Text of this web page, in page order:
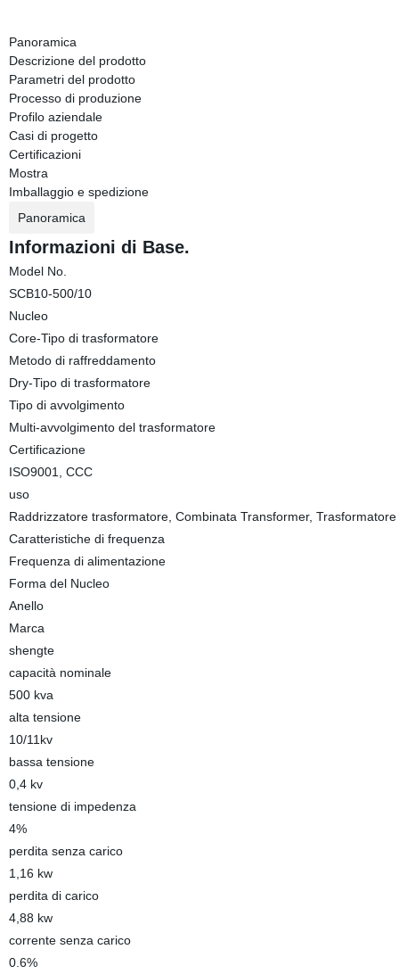
Panoramica
Descrizione del prodotto
Parametri del prodotto
Processo di produzione
Profilo aziendale
Casi di progetto
Certificazioni
Mostra
Imballaggio e spedizione
Panoramica
Informazioni di Base.
Model No.
SCB10-500/10
Nucleo
Core-Tipo di trasformatore
Metodo di raffreddamento
Dry-Tipo di trasformatore
Tipo di avvolgimento
Multi-avvolgimento del trasformatore
Certificazione
ISO9001, CCC
uso
Raddrizzatore trasformatore, Combinata Transformer,
Caratteristiche di frequenza
Frequenza di alimentazione
Forma del Nucleo
Anello
Marca
shengte
capacità nominale
500 kva
alta tensione
10/11kv
bassa tensione
0,4 kv
tensione di impedenza
4%
perdita senza carico
1,16 kw
perdita di carico
4,88 kw
corrente senza carico
0.6%